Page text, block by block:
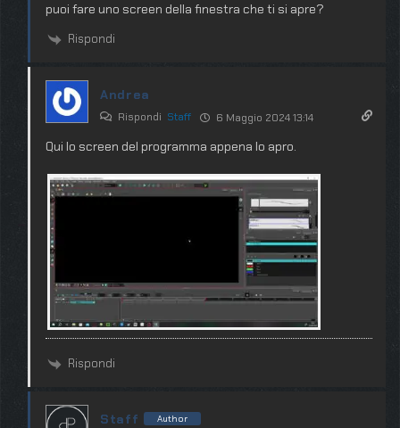
puoi fare uno screen della finestra che ti si apre?
Rispondi
Andrea
Rispondi Staff 6 Maggio 2024 13:14
Qui lo screen del programma appena lo apro.
Rispondi
Staff Author